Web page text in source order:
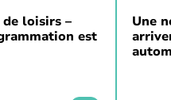
loisirs –
est
Une